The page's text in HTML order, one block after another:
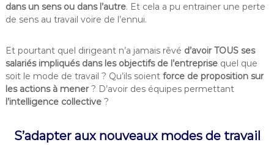
dans un sens ou dans l’autre. Et cela a pu entrainer une perte
de sens au travail voire de l’ennui.
Et pourtant quel dirigeant n’a jamais rêvé d’avoir TOUS ses
salariés impliqués dans les objectifs de l’entreprisequel que
soit le mode de travail ? Qu’ils soient force de proposition sur
les actions à mener? D’avoir des équipes permettant
l’intelligence collective?
S’adapter aux nouveaux modes de travail